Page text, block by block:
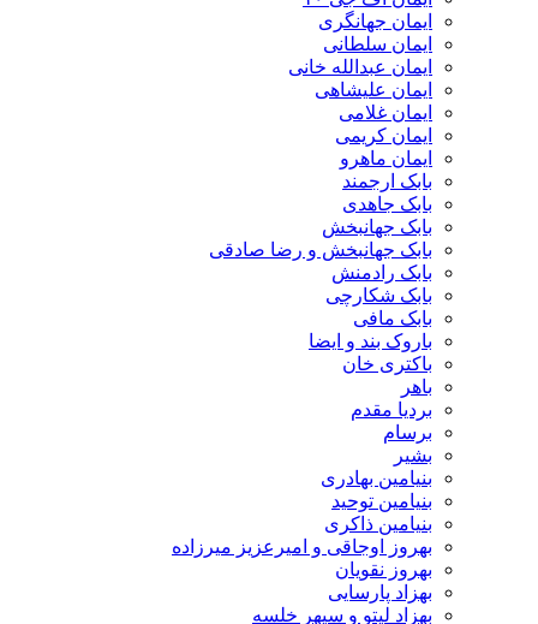
ایمان جهانگری
ایمان سلطانی
ایمان عبدالله خانی
ایمان علیشاهی
ایمان غلامی
ایمان کریمی
ایمان ماهرو
بابک ارجمند
بابک جاهدی
بابک جهانبخش
بابک جهانبخش و رضا صادقی
بابک رادمنش
بابک شکارچی
بابک مافی
باروک بند و ایضا
باکتری خان
باهر
بردیا مقدم
برسام
بشیر
بنیامین بهادری
بنیامین توحید
بنیامین ذاکری
بهروز اوجاقی و امیرعزیز میرزاده
بهروز نقویان
بهزاد پارسایی
بهزاد لیتو و سپهر خلسه